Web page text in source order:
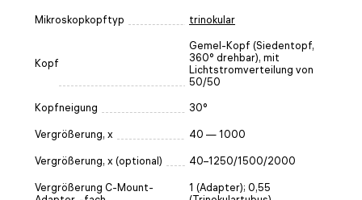
Mikroskopkopftyp trinokular
Kopf
Gemel-Kopf (Siedentopf,
360° drehbar), mit
Lichtstromverteilung von
50/50
Kopfneigung 30°
Vergrößerung, x 40 — 1000
Vergrößerung, x (optional) 40–1250/1500/2000
Vergrößerung C-Mount-
1 (Adapter); 0,55